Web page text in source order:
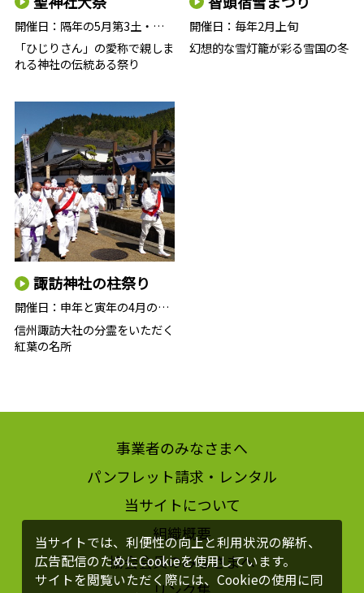
「ひじりさん」の愛称で親しま
れる神社の伝統ある祭り
開催日： 隔年の5月第3土・日曜（次回20…
幻想的な雪灯籠が彩る雪国の冬
開催日： 毎年2月上旬
諏訪神社の柱祭り
信州諏訪大社の分霊をいただく
紅葉の名所
開催日： 申年と寅年の4月の酉の日
事業者のみなさまへ
パンフレット請求・レンタル
当サイトについて
組織概要
協会会員のみなさまへ
当サイトでは、利便性の向上と利用状況の解析、
広告配信のためにCookieを使用しています。
サイトを閲覧いただく際には、Cookieの使用に同